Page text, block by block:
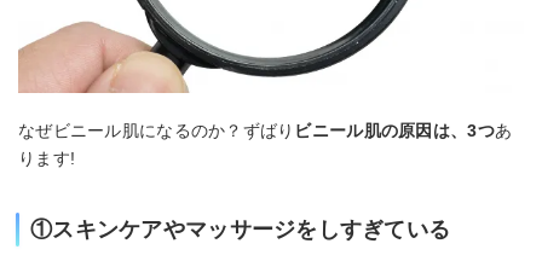
なぜビニール肌になるのか？ずばり ビニール肌の原因は、3つあ
ります!
①スキンケアやマッサージをしすぎている